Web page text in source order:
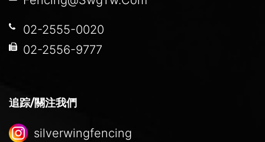
02-2555-0020
02-2556-9777
追踪/關注我們
silverwingfencing